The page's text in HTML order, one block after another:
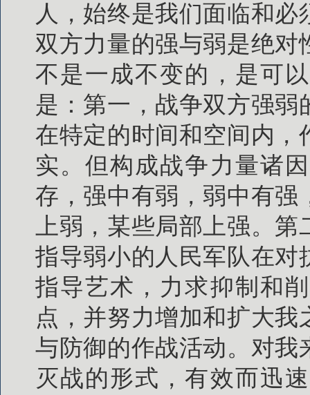
人，始终是我们面临和
双方力量的强与弱是绝
不是一成不变的，是可
是：第一，战争双方强
在特定的时间和空间内，
实。但构成战争力量诸
存，强中有弱，弱中有强
上弱，某些局部上强。
指导弱小的人民军队在对
指导艺术，力求抑制和
点，并努力增加和扩大
与防御的作战活动。对我
灭战的形式，有效而迅